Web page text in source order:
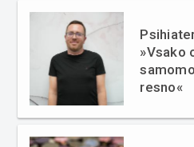
»Vsako
resno«